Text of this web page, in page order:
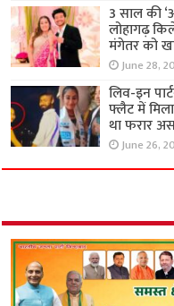
3 साल की
लोहागढ़
मंगेतर को
June 28,
लिव-इन
फ्लैट में
था फरार
June 26,